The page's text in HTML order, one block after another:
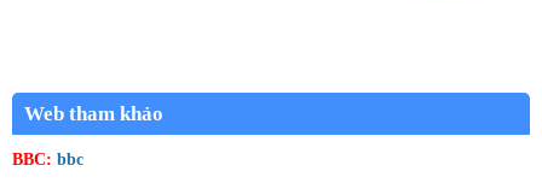
Web tham khảo
BBC: bbc